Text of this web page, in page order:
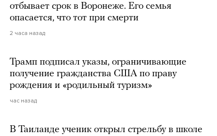
отбывает срок в Воронеже. Его семья
опасается, что тот при смерти
2 часа назад
Трамп подписал указы, ограничивающие
получение гражданства США по праву
рождения и «родильный туризм»
час назад
В Таиланде ученик открыл стрельбу в школе